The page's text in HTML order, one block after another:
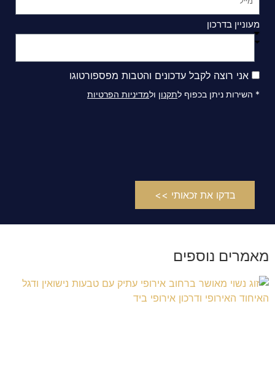
מעוניין בדרכון
אני רוצה לקבל עדכונים והטבות מפספורטוגו
* השירות ניתן בכפוף לתקנון ולמדיניות הפרטיות
בדקו את זכאותי >>
מאמרים נוספים